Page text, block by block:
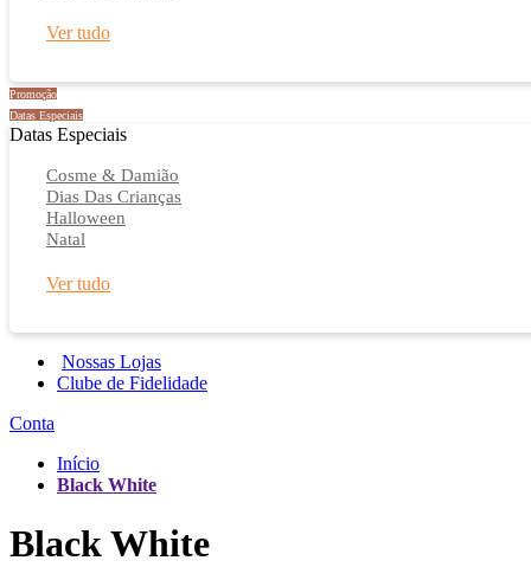
Ver tudo
Promoção
Datas Especiais
Datas Especiais
Cosme & Damião
Dias Das Crianças
Halloween
Natal
Ver tudo
Nossas Lojas
Clube de Fidelidade
Conta
Início
Black White
Black White